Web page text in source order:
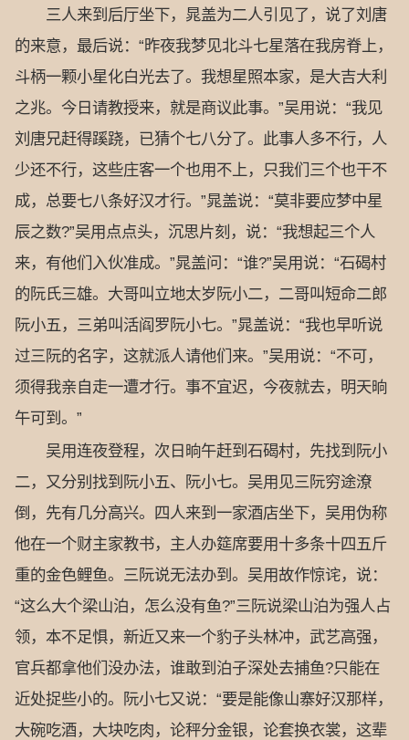
三人来到后厅坐下，晁盖为二人引见了，说了刘唐
的来意，最后说：“昨夜我梦见北斗七星落在我房脊上，
斗柄一颗小星化白光去了。我想星照本家，是大吉大利
之兆。今日请教授来，就是商议此事。”吴用说：“我见
刘唐兄赶得蹊跷，已猜个七八分了。此事人多不行，人
少还不行，这些庄客一个也用不上，只我们三个也干不
成，总要七八条好汉才行。”晁盖说：“莫非要应梦中星
辰之数?”吴用点点头，沉思片刻，说：“我想起三个人
来，有他们入伙准成。”晁盖问：“谁?”吴用说：“石碣村
的阮氏三雄。大哥叫立地太岁阮小二，二哥叫短命二郎
阮小五，三弟叫活阎罗阮小七。”晁盖说：“我也早听说
过三阮的名字，这就派人请他们来。”吴用说：“不可，
须得我亲自走一遭才行。事不宜迟，今夜就去，明天晌
午可到。”
吴用连夜登程，次日晌午赶到石碣村，先找到阮小
二，又分别找到阮小五、阮小七。吴用见三阮穷途潦
倒，先有几分高兴。四人来到一家酒店坐下，吴用伪称
他在一个财主家教书，主人办筵席要用十多条十四五斤
重的金色鲤鱼。三阮说无法办到。吴用故作惊诧，说：
“这么大个梁山泊，怎么没有鱼?”三阮说梁山泊为强人占
领，本不足惧，新近又来一个豹子头林冲，武艺高强，
官兵都拿他们没办法，谁敢到泊子深处去捕鱼?只能在
近处捉些小的。阮小七又说：“要是能像山寨好汉那样，
大碗吃酒，大块吃肉，论秤分金银，论套换衣裳，这辈